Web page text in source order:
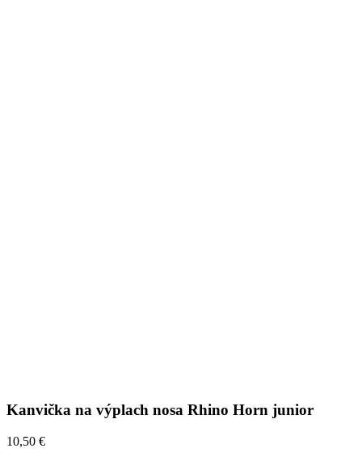
Kanvička na výplach nosa Rhino Horn junior
10,50 €